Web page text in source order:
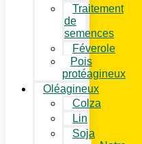
Traitement
de
semences
Féverole
Pois
protéagineux
Oléagineux
Colza
Lin
Soja